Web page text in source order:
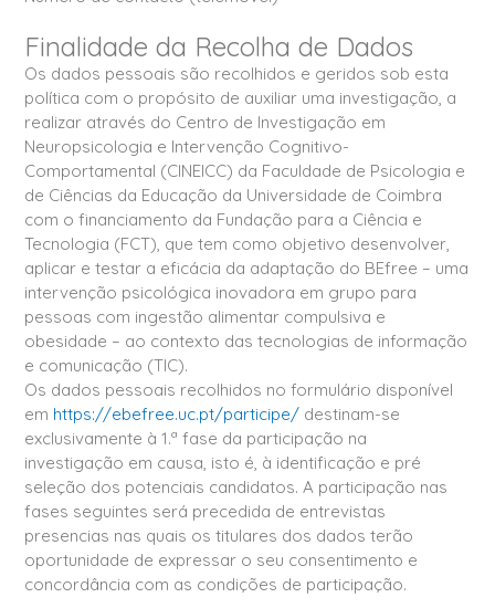
Finalidade da Recolha de Dados
Os dados pessoais são recolhidos e geridos sob esta
política com o propósito de auxiliar uma investigação, a
realizar através do Centro de Investigação em
Neuropsicologia e Intervenção Cognitivo-
Comportamental (CINEICC) da Faculdade de Psicologia e
de Ciências da Educação da Universidade de Coimbra
com o financiamento da Fundação para a Ciência e
Tecnologia (FCT), que tem como objetivo desenvolver,
aplicar e testar a eficácia da adaptação do BEfree – uma
intervenção psicológica inovadora em grupo para
pessoas com ingestão alimentar compulsiva e
obesidade – ao contexto das tecnologias de informação
e comunicação (TIC).
Os dados pessoais recolhidos no formulário disponível
em https://ebefree.uc.pt/participe/ destinam-se
exclusivamente à 1.ª fase da participação na
investigação em causa, isto é, à identificação e pré
seleção dos potenciais candidatos. A participação nas
fases seguintes será precedida de entrevistas
presencias nas quais os titulares dos dados terão
oportunidade de expressar o seu consentimento e
concordância com as condições de participação.